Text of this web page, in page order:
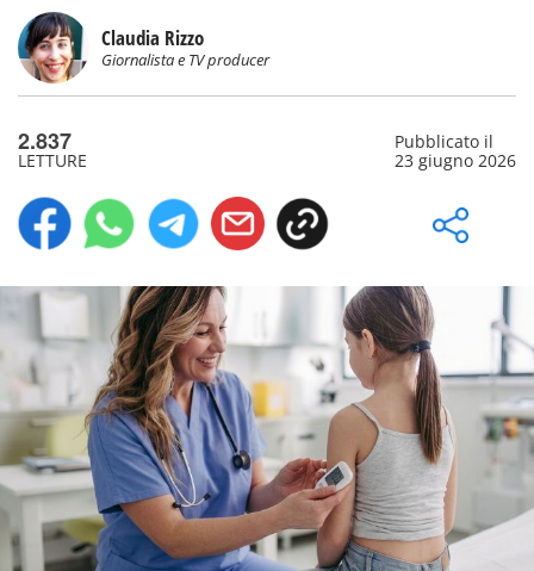
Claudia Rizzo
Giornalista e TV producer
2.837
LETTURE
Pubblicato il
23 giugno 2026